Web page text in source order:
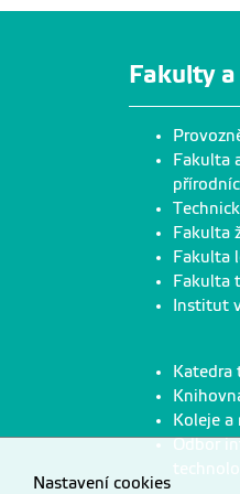
Fakulty a
Fakulta
Fakulta
Fakulta
Fakulta
Institut
Katedra
Koleje a
Odbor
Nastavení cookies